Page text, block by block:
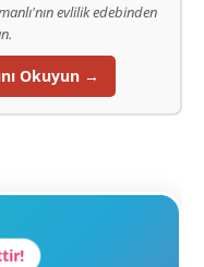
evlilik edebinden
Okuyun →